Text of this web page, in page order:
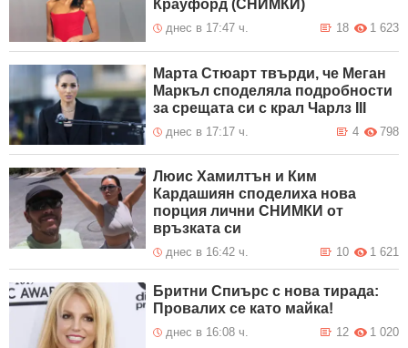
Крауфорд (СНИМКИ)
днес в 17:47 ч. 1 623
18
Марта Стюарт твърди, че Меган
Маркъл споделяла подробности
за срещата си с крал Чарлз III
днес в 17:17 ч. 798
4
Люис Хамилтън и Ким
Кардашиян споделиха нова
порция лични СНИМКИ от
връзката си
днес в 16:42 ч. 1 621
10
Бритни Спиърс с нова тирада:
Провалих се като майка!
днес в 16:08 ч. 1 020
12